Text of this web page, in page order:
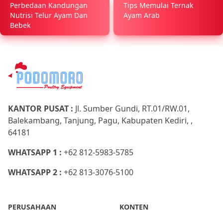
Perbedaan Kandungan
Nutrisi Telur Ayam Dan
Bebek
Tips Memulai Ternak
Ayam Arab
KANTOR PUSAT : Jl. Sumber Gundi, RT.01/RW.01,
Balekambang, Tanjung, Pagu, Kabupaten Kediri, ,
64181
WHATSAPP 1 : +62 812-5983-5785
WHATSAPP 2 : +62 813-3076-5100
PERUSAHAAN KONTEN